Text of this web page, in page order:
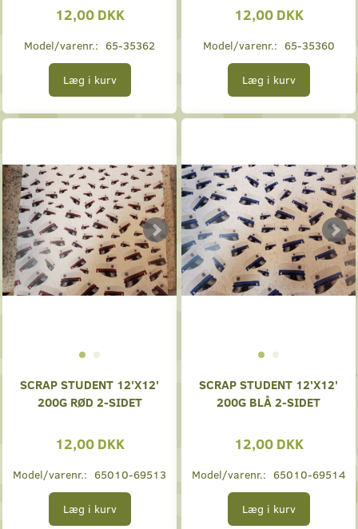
12,00 DKK
Model/varenr.: 65-35362
Læg i kurv
12,00 DKK
Model/varenr.: 65-35360
Læg i kurv
SCRAP STUDENT 12'X12'
200G RØD 2-SIDET
12,00 DKK
Model/varenr.: 65010-69513
Læg i kurv
SCRAP STUDENT 12'X12'
200G BLÅ 2-SIDET
12,00 DKK
Model/varenr.: 65010-69514
Læg i kurv